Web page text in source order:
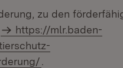
zu den
https://mlr.baden-